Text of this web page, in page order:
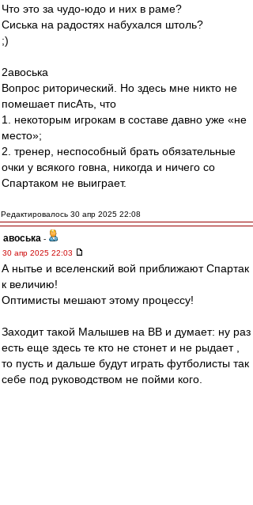
Что это за чудо-юдо и них в раме?
Сиська на радостях набухался штоль?
;)
2авоська
Вопрос риторический. Но здесь мне никто не
помешает писАть, что
1. некоторым игрокам в составе давно уже «не
место»;
2. тренер, неспособный брать обязательные
очки у всякого говна, никогда и ничего со
Спартаком не выиграет.
Редактировалось 30 апр 2025 22:08
авоська -
30 апр 2025 22:03
А нытье и вселенский вой приближают Спартак
к величию!
Оптимисты мешают этому процессу!
Заходит такой Малышев на ВВ и думает: ну раз
есть еще здесь те кто не стонет и не рыдает ,
то пусть и дальше будут играть футболисты так
себе под руководством не пойми кого.